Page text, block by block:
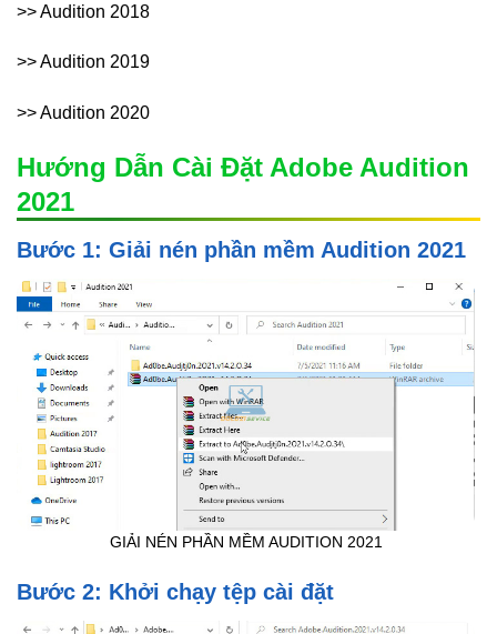
>> Audition 2018
>> Audition 2019
>> Audition 2020
Hướng Dẫn Cài Đặt Adobe Audition
2021
Bước 1: Giải nén phần mềm Audition 2021
GIẢI NÉN PHẦN MỀM AUDITION 2021
Bước 2: Khởi chạy tệp cài đặt